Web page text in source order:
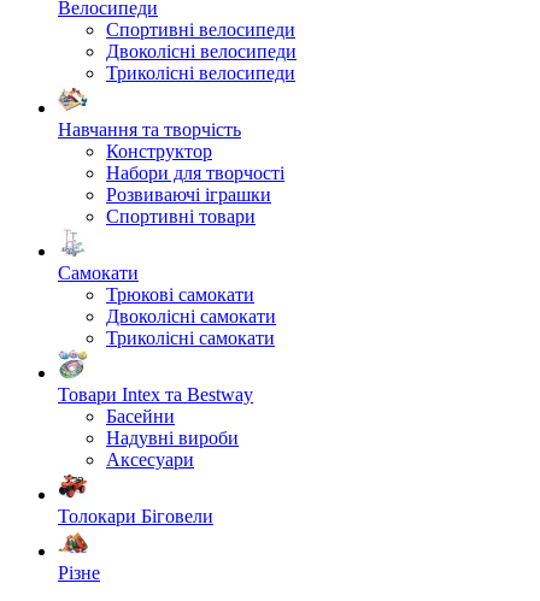
Велосипеди
Спортивні велосипеди
Двоколісні велосипеди
Триколісні велосипеди
Навчання та творчість
Конструктор
Набори для творчості
Розвиваючі іграшки
Спортивні товари
Самокати
Трюкові самокати
Двоколісні самокати
Триколісні самокати
Товари Intex та Bestway
Басейни
Надувні вироби
Аксесуари
Толокари Біговели
Різне